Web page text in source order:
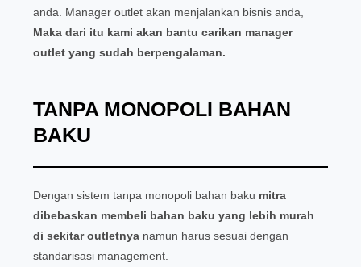
anda. Manager outlet akan menjalankan bisnis anda,
Maka dari itu kami akan bantu carikan manager
outlet yang sudah berpengalaman.
TANPA MONOPOLI BAHAN
BAKU
Dengan sistem tanpa monopoli bahan baku mitra
dibebaskan membeli bahan baku yang lebih murah
di sekitar outletnya namun harus sesuai dengan
standarisasi management.